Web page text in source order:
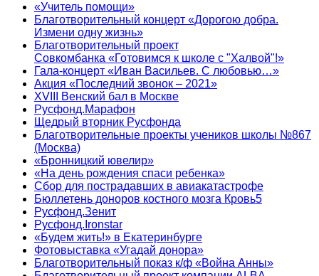
«Учитель помощи»
Благотворительный концерт «Дорогою добра.
Измени одну жизнь»
Благотворительный проект
Совкомбанка «Готовимся к школе с "Халвой"!»
Гала-концерт «Иван Васильев. С любовью…»
Акция «Последний звонок – 2021»
XVIII Венский бал в Москве
Русфонд.Марафон
Щедрый вторник Русфонда
Благотворительные проекты учеников школы №867
(Москва)
«Бронницкий ювелир»
«На день рождения спаси ребенка»
Сбор для пострадавших в авиакатастрофе
Бюллетень доноров костного мозга Кровь5
Русфонд.Зенит
Русфонд.Ironstar
«Будем жить!» в Екатеринбурге
Фотовыставка «Угадай донора»
Благотворительный показ к/ф «Война Анны»